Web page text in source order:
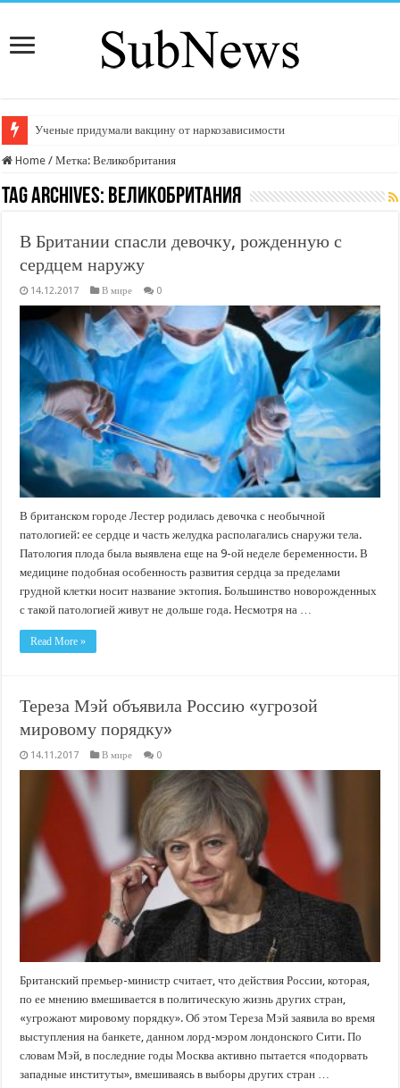
Ученые придумали вакцину от наркозависимости
Home / Метка:Великобритания
Tag Archives: Великобритания
В Британии спасли девочку, рожденную с
сердцем наружу
14.12.2017 В мире 0
В британском городе Лестер родилась девочка с необычной
патологией: ее сердце и часть желудка располагались снаружи тела.
Патология плода была выявлена еще на 9-ой неделе беременности. В
медицине подобная особенность развития сердца за пределами
грудной клетки носит название эктопия. Большинство новорожденных
с такой патологией живут не дольше года. Несмотря на …
Read More »
Тереза Мэй объявила Россию «угрозой
мировому порядку»
14.11.2017 В мире 0
Британский премьер-министр считает, что действия России, которая,
по ее мнению вмешивается в политическую жизнь других стран,
«угрожают мировому порядку». Об этом Тереза Мэй заявила во время
выступления на банкете, данном лорд-мэром лондонского Сити. По
словам Мэй, в последние годы Москва активно пытается «подорвать
западные институты», вмешиваясь в выборы других стран …